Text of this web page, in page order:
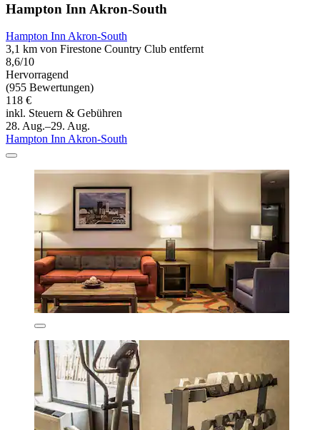
Hampton Inn Akron-South
Hampton Inn Akron-South
3,1 km von Firestone Country Club entfernt
8,6/10
Hervorragend
(955 Bewertungen)
118 €
inkl. Steuern & Gebühren
28. Aug.–29. Aug.
Hampton Inn Akron-South